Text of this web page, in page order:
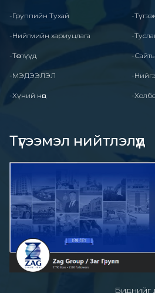
-Группийн Тухай
-Нийгмийн хариуцлага
-Төслүүд
-МЭДЭЭЛЭЛ
-Хүний нөөц
-
-
-
-
-
Түгээмэл нийтлэлүүд
Биднийг